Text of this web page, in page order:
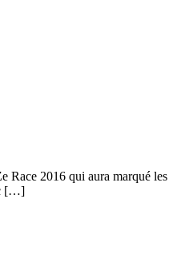
2016 qui aura marqué les
[…]